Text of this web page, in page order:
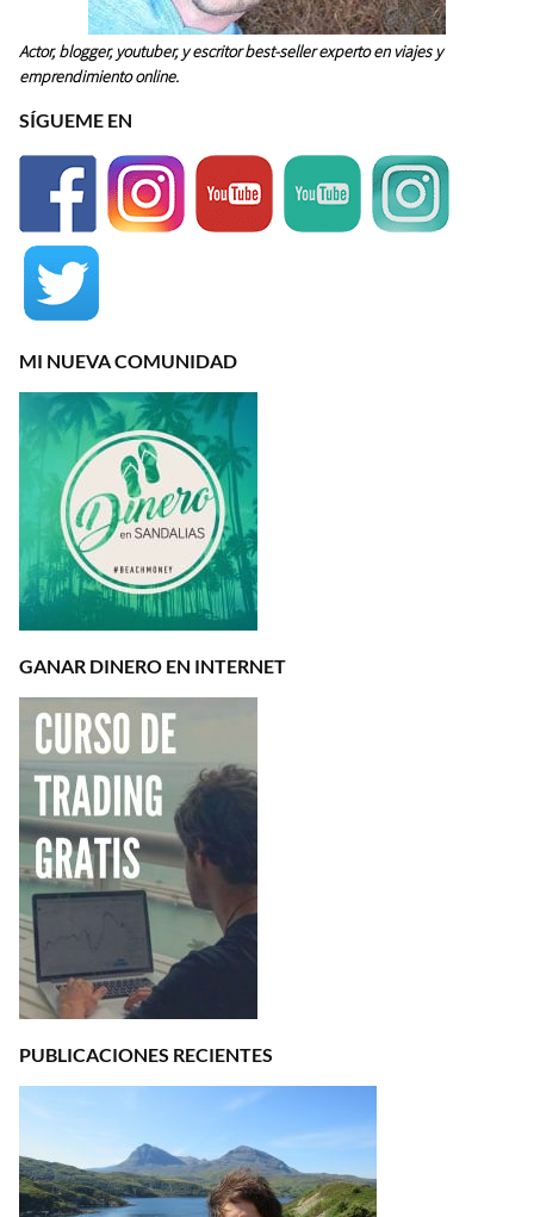
Actor, blogger, youtuber, y escritor best-seller experto en viajes y
emprendimiento online.
SÍGUEME EN
MI NUEVA COMUNIDAD
GANAR DINERO EN INTERNET
PUBLICACIONES RECIENTES